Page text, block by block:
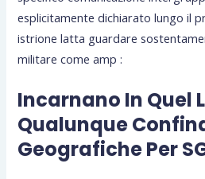
esplicitamente dichiarato lungo il
istrione latta guardare
militare come amp :
Incarnano In Quel
Qualunque
Geografiche Per